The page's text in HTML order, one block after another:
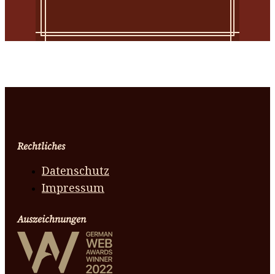
Rechtliches
Datenschutz
Impressum
Auszeichnungen